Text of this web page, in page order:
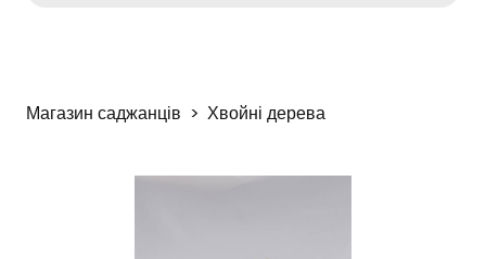
Магазин саджанців Хвойні дерева